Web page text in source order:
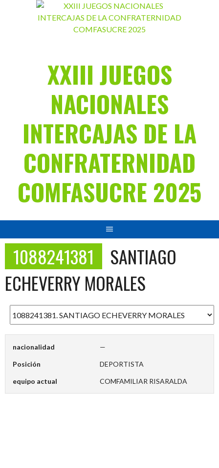
XXIII JUEGOS
NACIONALES
INTERCAJAS DE LA
CONFRATERNIDAD
COMFASUCRE 2025
1088241381
SANTIAGO
ECHEVERRY MORALES
nacionalidad —
Posición DEPORTISTA
equipo actual COMFAMILIAR RISARALDA